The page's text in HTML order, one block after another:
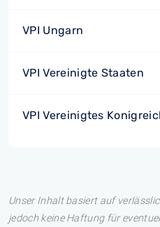
VPI Ungarn
VPI Vereinigte Staaten
VPI Vereinigtes
Unser Inhalt basiert auf
jedoch keine Haftung für